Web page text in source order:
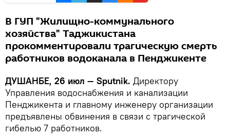
В ГУП "Жилищно-коммунального
хозяйства" Таджикистана
прокомментировали трагическую смерть
работников водоканала в Пенджикенте
ДУШАНБЕ, 26 июл — Sputnik. Директору
Управления водоснабжения и канализации
Пенджикента и главному инженеру организации
предъявлены обвинения в связи с трагической
гибелью 7 работников.